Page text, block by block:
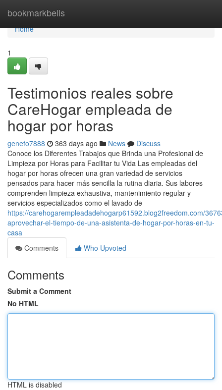
bookmarkbells
Home
Home
1
Testimonios reales sobre
CareHogar empleada de
hogar por horas
genefo7888 363 days ago News
Discuss
Conoce los Diferentes Trabajos que Brinda una Profesional de
Limpieza por Horas para Facilitar tu Vida Las empleadas del
hogar por horas ofrecen una gran variedad de servicios
pensados para hacer más sencilla la rutina diaria. Sus labores
comprenden limpieza exhaustiva, mantenimiento regular y
servicios especializados como el lavado de
https://carehogarempleadadehogarp61592.blog2freedom.com/
aprovechar-el-tiempo-de-una-asistenta-de-hogar-por-horas-en-tu-
casa
Comments
Who Upvoted
Comments
Submit a Comment
No HTML
HTML is disabled